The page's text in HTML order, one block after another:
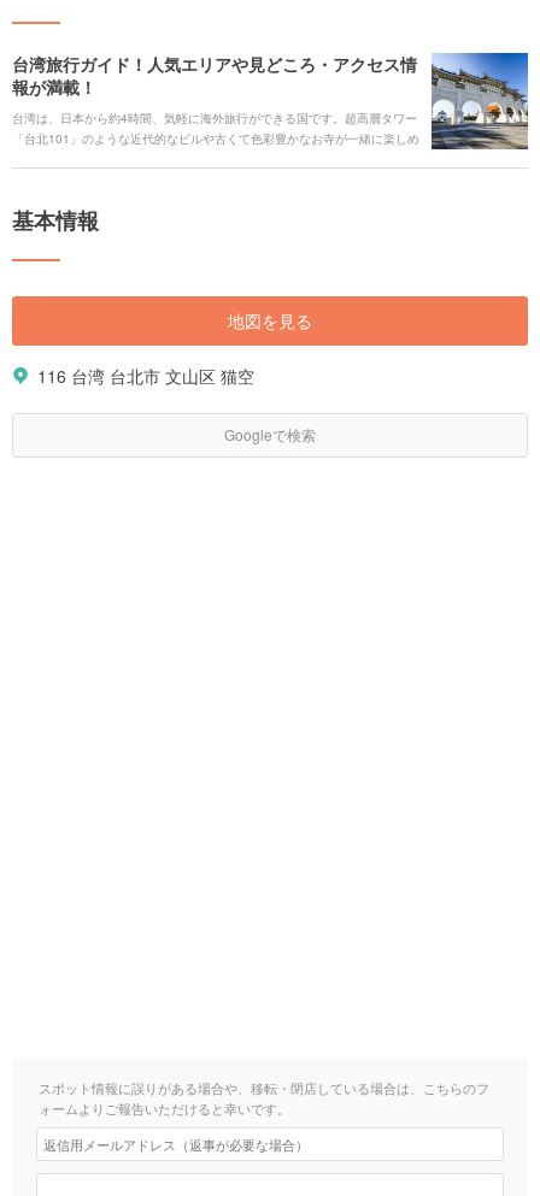
台湾旅行ガイド！人気エリアや見どころ・アクセス情
報が満載！
台湾は、日本から約4時間、気軽に海外旅行ができる国です。超高層タワー
「台北101」のような近代的なビルや古くて色彩豊かなお寺が一緒に楽しめ
雰囲気を感じられる町並みを散策したり、と新たな台湾の魅力を発見でき
で、まとめてご紹介いたします。
基本情報
地図を見る
116 台湾 台北市 文山区 猫空
Googleで検索
スポット情報に誤りがある場合や、移転・閉店している場合は、こちらのフ
ォームよりご報告いただけると幸いです。